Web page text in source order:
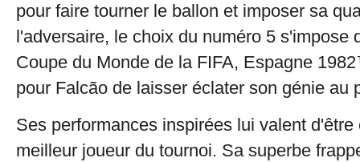
pour faire tourner le ballon et imposer sa
l'adversaire, le choix du numéro 5 s'impose
Coupe du Monde de la FIFA, Espagne
pour Falcão de laisser éclater son génie au
Ses performances inspirées lui valent d'être
meilleur joueur du tournoi. Sa superbe